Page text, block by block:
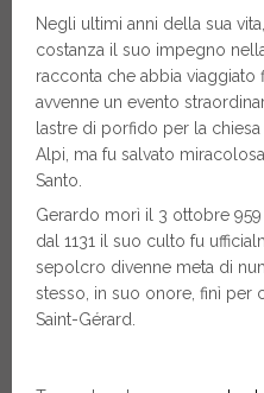
Negli ultimi anni della sua
costanza il suo impegno
racconta che abbia viaggiato
avvenne un evento
lastre di porfido per la
Alpi, ma fu salvato
Santo.
Gerardo morì il 3 ottobre
dal 1131 il suo culto fu
sepolcro divenne meta di
stesso, in suo onore, finì per
Saint-Gérard.